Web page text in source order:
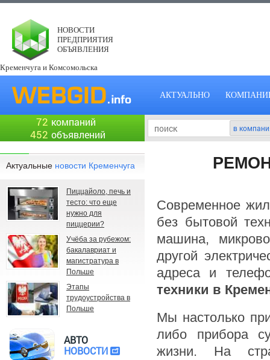
НОВОСТИ
ПРЕДПРИЯТИЯ
ОБЪЯВЛЕНИЯ
Кременчуга и Комсомольска
АКТУАЛЬНО
72 компаний
452 объявлений
Современное
без бытовой
машина,
другой
адреса и
техники в
Мы настолько
либо прибора
жизни. На
Актуальные новости Кременчуга
Пиццайоло, печь и
тесто: что еще
нужно для
пиццерии?
Учёба за рубежом:
бакалавриат и
магистратура в
Польше
Этапы
трудоустройства в
Польше
АВТО
НОВОСТИ